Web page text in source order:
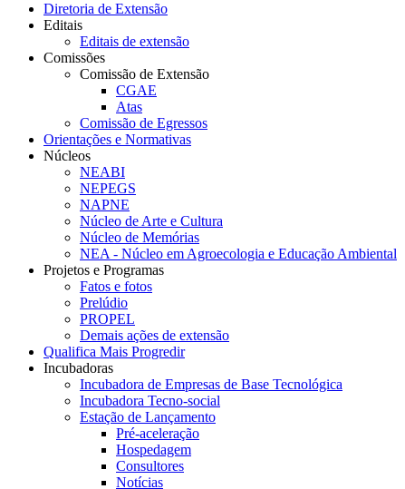
Diretoria de Extensão
Editais
Editais de extensão
Comissões
Comissão de Extensão
CGAE
Atas
Comissão de Egressos
Orientações e Normativas
Núcleos
NEABI
NEPEGS
NAPNE
Núcleo de Arte e Cultura
Núcleo de Memórias
NEA - Núcleo em Agroecologia e Educação Ambiental
Projetos e Programas
Fatos e fotos
Prelúdio
PROPEL
Demais ações de extensão
Qualifica Mais Progredir
Incubadoras
Incubadora de Empresas de Base Tecnológica
Incubadora Tecno-social
Estação de Lançamento
Pré-aceleração
Hospedagem
Consultores
Notícias